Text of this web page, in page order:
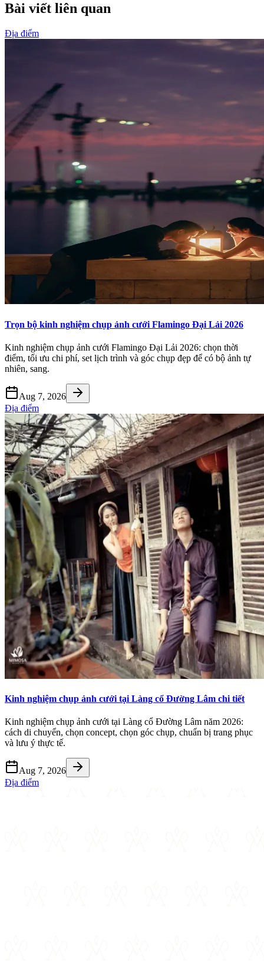
Bài viết liên quan
Địa điểm
Trọn bộ kinh nghiệm chụp ảnh cưới Flamingo Đại Lải 2026
Kinh nghiệm chụp ảnh cưới Flamingo Đại Lải 2026: chọn thời
điểm, tối ưu chi phí, set lịch trình và góc chụp đẹp để có bộ ảnh tự
nhiên, sang.
Aug 7, 2026
Địa điểm
Kinh nghiệm chụp ảnh cưới tại Làng cổ Đường Lâm chi tiết
Kinh nghiệm chụp ảnh cưới tại Làng cổ Đường Lâm năm 2026:
cách di chuyển, chọn concept, chọn góc chụp, chuẩn bị trang phục
và lưu ý thực tế.
Aug 7, 2026
Địa điểm